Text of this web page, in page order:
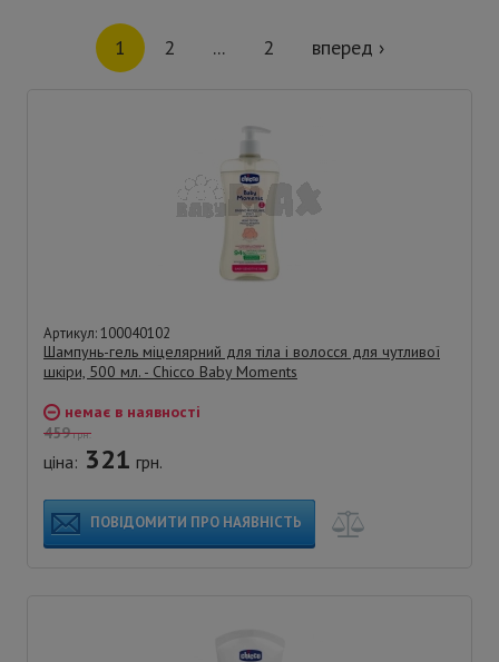
1 2 ... 2 вперед ›
Артикул: 100040102
Шампунь-гель міцелярний для тіла і волосся для чутливої
шкіри, 500 мл. - Chicco Baby Moments
немає в наявності
459грн.
ціна: 321 грн.
ПОВІДОМИТИ ПРО НАЯВНІСТЬ